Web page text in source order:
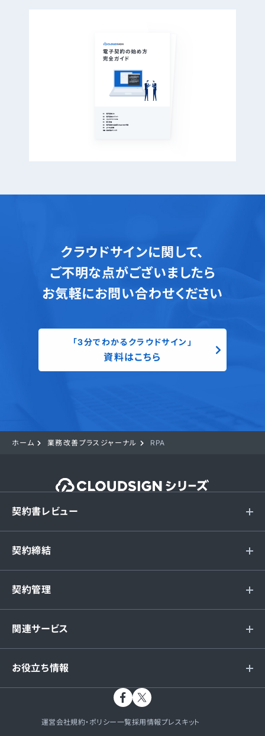
クラウドサインに関して、
ご不明な点がございましたら
お気軽にお問い合わせください
「3分でわかるクラウドサイン」
資料はこちら
ホーム 業務改善プラスジャーナル RPA
契約書レビュー
契約締結
契約管理
関連サービス
お役立ち情報
運営会社規約・ポリシー一覧採用情報プレスキット